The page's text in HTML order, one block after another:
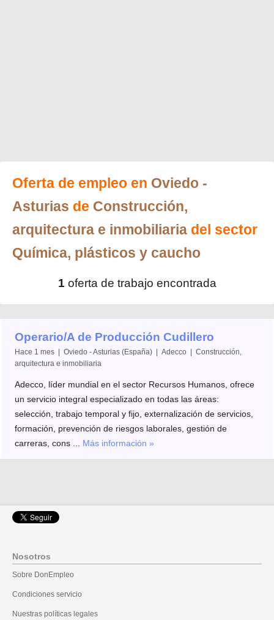
Oferta de empleo en Oviedo -
Asturias de Construcción,
arquitectura e inmobiliaria del sector
Química, plásticos y caucho
1 oferta de trabajo encontrada
Operario/A de Producción Cudillero
Hace 1 mes | Oviedo - Asturias (España) | Adecco | Construcción,
arquitectura e inmobiliaria
Adecco, líder mundial en el sector Recursos Humanos, ofrece
un servicio integral especializado en todas las áreas:
selección, trabajo temporal y fijo, externalización de servicios,
formación, prevención de riesgos laborales, gestión de
carreras, cons ... Más información »
Nosotros
Sobre DonEmpleo
Condiciones servicio
Nuestras políticas legales